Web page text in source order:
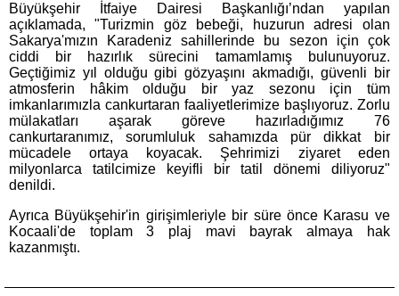
Büyükşehir İtfaiye Dairesi Başkanlığı’ndan yapılan
açıklamada, "Turizmin göz bebeği, huzurun adresi olan
Sakarya'mızın Karadeniz sahillerinde bu sezon için çok
ciddi bir hazırlık sürecini tamamlamış bulunuyoruz.
Geçtiğimiz yıl olduğu gibi gözyaşını akmadığı, güvenli bir
atmosferin hâkim olduğu bir yaz sezonu için tüm
imkanlarımızla cankurtaran faaliyetlerimize başlıyoruz. Zorlu
mülakatları aşarak göreve hazırladığımız 76
cankurtaranımız, sorumluluk sahamızda pür dikkat bir
mücadele ortaya koyacak. Şehrimizi ziyaret eden
milyonlarca tatilcimize keyifli bir tatil dönemi diliyoruz"
denildi.
Ayrıca Büyükşehir'in girişimleriyle bir süre önce Karasu ve
Kocaali'de toplam 3 plaj mavi bayrak almaya hak
kazanmıştı.